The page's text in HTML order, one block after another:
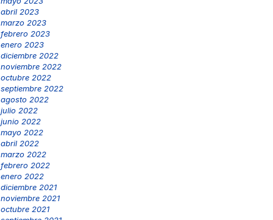
abril 2023
marzo 2023
febrero 2023
enero 2023
diciembre 2022
noviembre 2022
octubre 2022
septiembre 2022
agosto 2022
julio 2022
junio 2022
mayo 2022
abril 2022
marzo 2022
febrero 2022
enero 2022
diciembre 2021
noviembre 2021
octubre 2021